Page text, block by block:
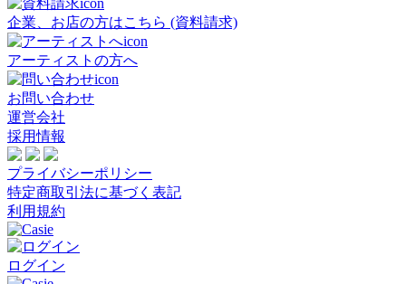
企業、お店の方はこちら (資料請求)
アーティストの方へ
お問い合わせ
運営会社
採用情報
プライバシーポリシー
特定商取引法に基づく表記
利用規約
ログイン